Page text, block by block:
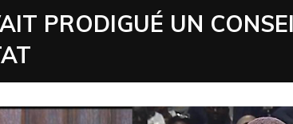
PRODIGUÉ UN